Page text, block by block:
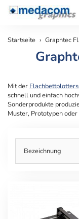
Startseite Graphtec
Mit der
schnell und einfach
Sonderprodukte
Muster, Prototypen